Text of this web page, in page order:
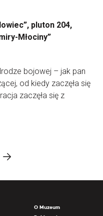
pluton 204,
Młociny”
bojowej – jak pan
od kiedy zaczęła się
zaczęła się z
O Muzeum